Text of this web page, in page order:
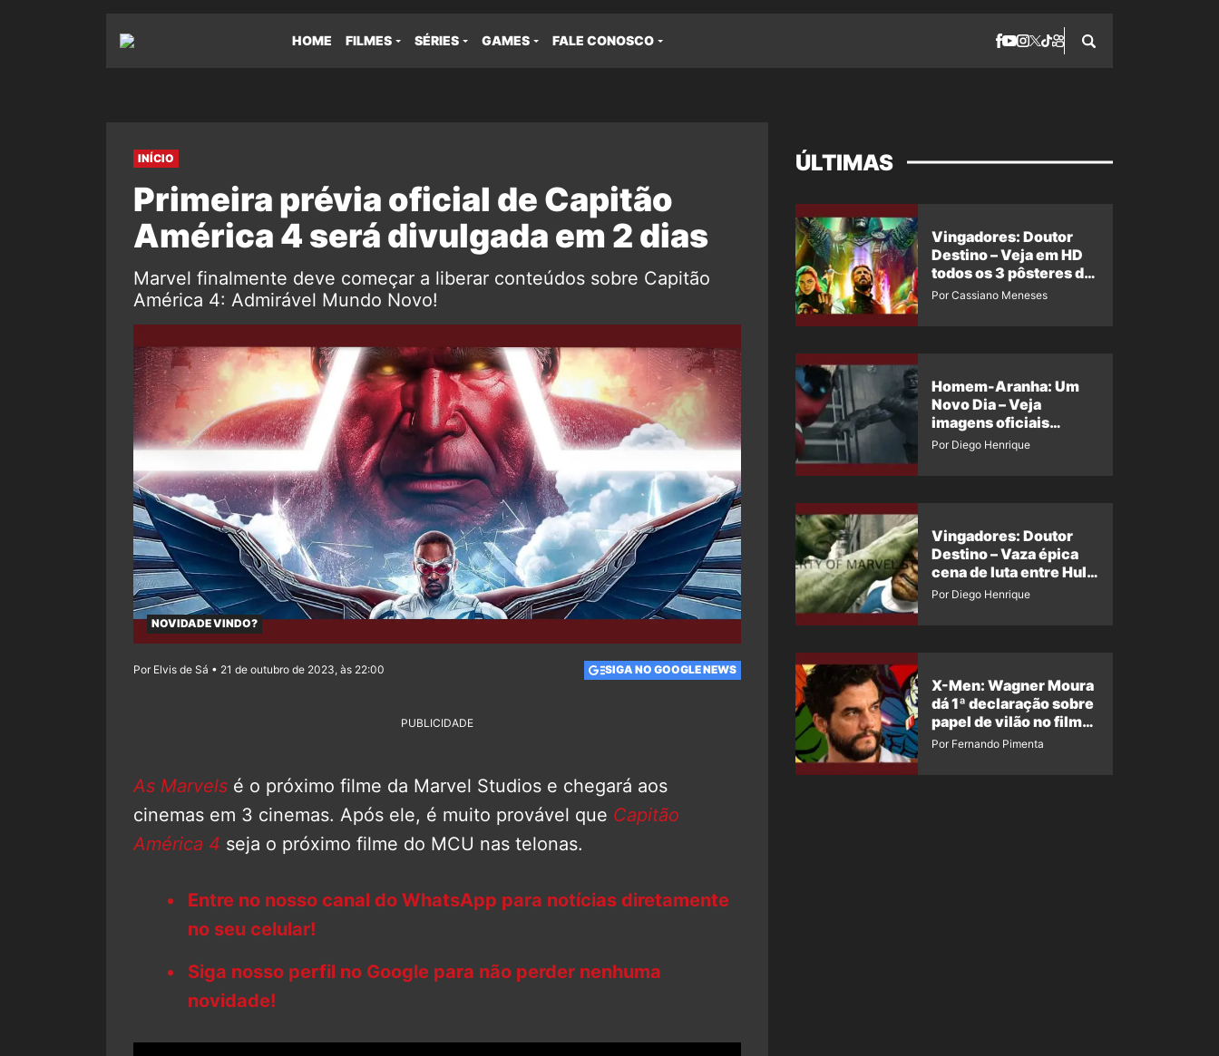
HOME FILMES SÉRIES GAMES FALE CONOSCO
INÍCIO
Primeira prévia oficial de Capitão
América 4 será divulgada em 2 dias
Marvel finalmente deve começar a liberar conteúdos sobre Capitão
América 4: Admirável Mundo Novo!
NOVIDADE VINDO?
Por Elvis de Sá • 21 de outubro de 2023, às 22:00 SIGA NO GOOGLE NEWS
PUBLICIDADE
As Marvels é o próximo filme da Marvel Studios e chegará aos
cinemas em 3 cinemas. Após ele, é muito provável que Capitão
América 4 seja o próximo filme do MCU nas telonas.
Entre no nosso canal do WhatsApp para notícias diretamente
no seu celular!
Siga nosso perfil no Google para não perder nenhuma
novidade!
ÚLTIMAS
Vingadores: Doutor
Destino – Veja em HD
todos os 3 pôsteres de
‘Doomsday’ + 1 imagem
Por Cassiano Meneses
Homem-Aranha: Um
Novo Dia – Veja
imagens oficiais
descartadas do Hulk
Por Diego Henrique
Vingadores: Doutor
Destino – Vaza épica
cena de luta entre Hulk
e o Coisa
Por Diego Henrique
X-Men: Wagner Moura
dá 1ª declaração sobre
papel de vilão no filme
da Marvel
Por Fernando Pimenta